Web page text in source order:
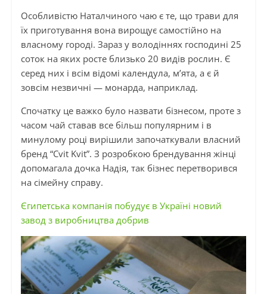
Особливістю Наталчиного чаю є те, що трави для
їх приготування вона вирощує самостійно на
власному городі. Зараз у володіннях господині 25
соток на яких росте близько 20 видів рослин. Є
серед них і всім відомі календула, м’ята, а є й
зовсім незвичні — монарда, наприклад.
Спочатку це важко було назвати бізнесом, проте з
часом чай ставав все більш популярним і в
минулому році вирішили започаткували власний
бренд “Cvit Kvit”. З розробкою брендування жінці
допомагала дочка Надія, так бізнес перетворився
на сімейну справу.
Єгипетська компанія побудує в Україні новий
завод з виробництва добрив